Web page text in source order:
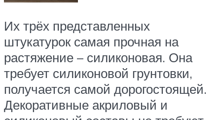
Их трёх представленных
штукатурок самая прочная на
растяжение – силиконовая. Она
требует силиконовой грунтовки,
получается самой дорогостоящей.
Декоративные акриловый и